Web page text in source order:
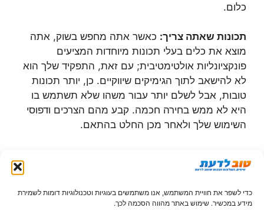
כדי לשפר את חוויית המשתמש, אנו משתמשים בעוגיות וטכנולוגיות דומות לשמירת
מידע במכשיר. שימוש באתר מהווה הסכמה לכך.
כלום.
תכונות שאתה צריך: כאשר אתה מחפש בשוק, אתה
מוצא את כלים בעלי תכונות מיוחדות המציעים
פונקציונליות אולטימטיבית; עם זאת, התפקיד שלך הוא
לא להישאב לתוך הגימיקים שיווקיים. כן, יותר תכונות
טובות, אבל לשלם יותר עבור משהו שלא תשתמש בו
היא לא ממש בחירה חכמה. קבע מהם הצרכים ודפוסי
השימוש שלך ולאחר מכן החלט בהתאם.
הוא השקעה וכמו כל השקעה זו צריכה להיות החלטה
באינטרנט ועיין במגזינים הקשורים למכשיר על מנת